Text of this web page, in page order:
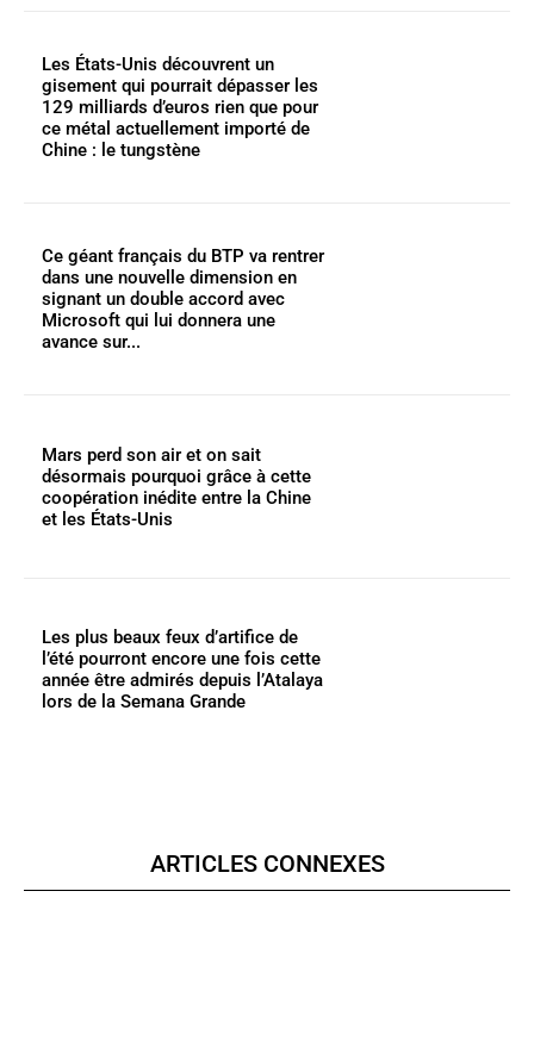
Les États-Unis découvrent un
gisement qui pourrait dépasser les
129 milliards d’euros rien que pour
ce métal actuellement importé de
Chine : le tungstène
Ce géant français du BTP va rentrer
dans une nouvelle dimension en
signant un double accord avec
Microsoft qui lui donnera une
avance sur...
Mars perd son air et on sait
désormais pourquoi grâce à cette
coopération inédite entre la Chine
et les États-Unis
Les plus beaux feux d’artifice de
l’été pourront encore une fois cette
année être admirés depuis l’Atalaya
lors de la Semana Grande
ARTICLES CONNEXES